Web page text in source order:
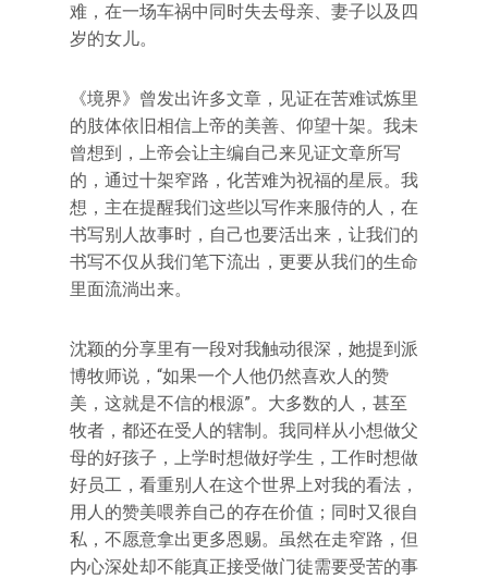
难，在一场车祸中同时失去母亲、妻子以及四
岁的女儿。
《境界》曾发出许多文章，见证在苦难试炼里
的肢体依旧相信上帝的美善、仰望十架。我未
曾想到，上帝会让主编自己来见证文章所写
的，通过十架窄路，化苦难为祝福的星辰。我
想，主在提醒我们这些以写作来服侍的人，在
书写别人故事时，自己也要活出来，让我们的
书写不仅从我们笔下流出，更要从我们的生命
里面流淌出来。
沈颖的分享里有一段对我触动很深，她提到派
博牧师说，“如果一个人他仍然喜欢人的赞
美，这就是不信的根源”。大多数的人，甚至
牧者，都还在受人的辖制。我同样从小想做父
母的好孩子，上学时想做好学生，工作时想做
好员工，看重别人在这个世界上对我的看法，
用人的赞美喂养自己的存在价值；同时又很自
私，不愿意拿出更多恩赐。虽然在走窄路，但
内心深处却不能真正接受做门徒需要受苦的事